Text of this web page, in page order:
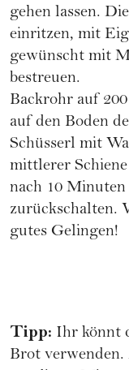
gehen lassen.
einritzen, mit
gewünscht mit
bestreuen.
Backrohr auf
auf den Boden
Schüsserl mit
mittlerer
nach 10 Minuten
zurückschalten.
gutes Gelingen!
Tipp: Ihr könnt
Brot verwenden.